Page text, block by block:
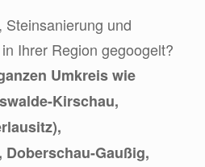
Steinsanierung und
Ihrer Region gegoogelt?
Umkreis wie
Kirschau,
Gaußig,